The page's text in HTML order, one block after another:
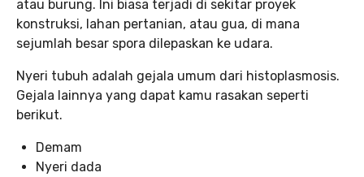
atau burung. Ini biasa terjadi di sekitar proyek
konstruksi, lahan pertanian, atau gua, di mana
sejumlah besar spora dilepaskan ke udara.
Nyeri tubuh adalah gejala umum dari histoplasmosis.
Gejala lainnya yang dapat kamu rasakan seperti
berikut.
Demam
Nyeri dada